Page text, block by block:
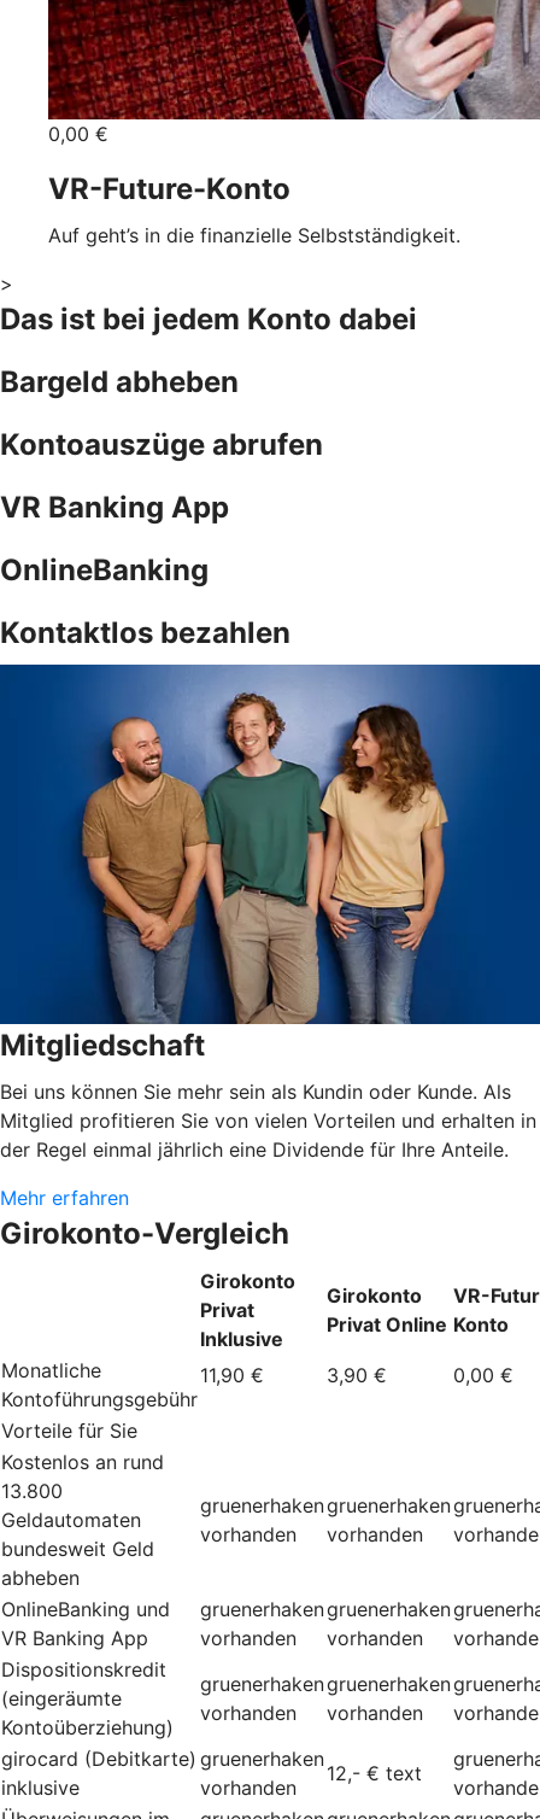
0,00 €
VR-Future-Konto
Auf geht’s in die finanzielle Selbstständigkeit.
>
Das ist bei jedem Konto dabei
Bargeld abheben
Kontoauszüge abrufen
VR Banking App
OnlineBanking
Kontaktlos bezahlen
Mitgliedschaft
Bei uns können Sie mehr sein als Kundin oder Kunde. Als
Mitglied profitieren Sie von vielen Vorteilen und erhalten in
der Regel einmal jährlich eine Dividende für Ihre Anteile.
Mehr erfahren
Girokonto-Vergleich
Girokonto
Privat
Inklusive
Girokonto
Privat Online
VR-
Konto
Monatliche
Kontoführungsgebühr
11,90 € 3,90 € 0,00 €
Vorteile für Sie
Kostenlos an rund
13.800
Geldautomaten
bundesweit Geld
abheben
gruenerhaken
vorhanden
gruenerhaken
vorhanden
OnlineBanking und
VR Banking App
gruenerhaken
vorhanden
gruenerhaken
vorhanden
Dispositionskredit
(eingeräumte
Kontoüberziehung)
gruenerhaken
vorhanden
gruenerhaken
vorhanden
girocard (Debitkarte)
inklusive
gruenerhaken
vorhanden
12,- € text